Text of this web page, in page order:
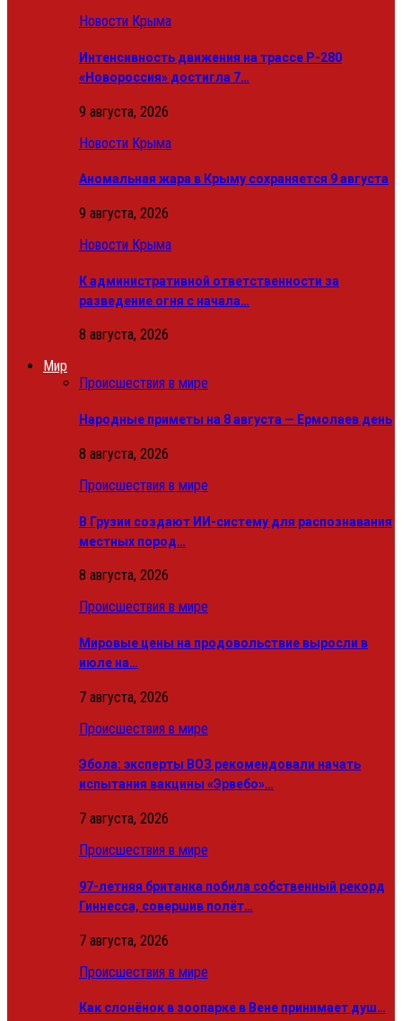
Новости Крыма
Интенсивность движения на трассе Р-280
«Новороссия» достигла 7…
9 августа, 2026
Новости Крыма
Аномальная жара в Крыму сохраняется 9 августа
9 августа, 2026
Новости Крыма
К административной ответственности за
разведение огня с начала…
8 августа, 2026
Мир
Происшествия в мире
Народные приметы на 8 августа — Ермолаев день
8 августа, 2026
Происшествия в мире
В Грузии создают ИИ-систему для распознавания
местных пород…
8 августа, 2026
Происшествия в мире
Мировые цены на продовольствие выросли в
июле на…
7 августа, 2026
Происшествия в мире
Эбола: эксперты ВОЗ рекомендовали начать
испытания вакцины «Эрвебо»…
7 августа, 2026
Происшествия в мире
97-летняя британка побила собственный рекорд
Гиннесса, совершив полёт…
7 августа, 2026
Происшествия в мире
Как слонёнок в зоопарке в Вене принимает душ…